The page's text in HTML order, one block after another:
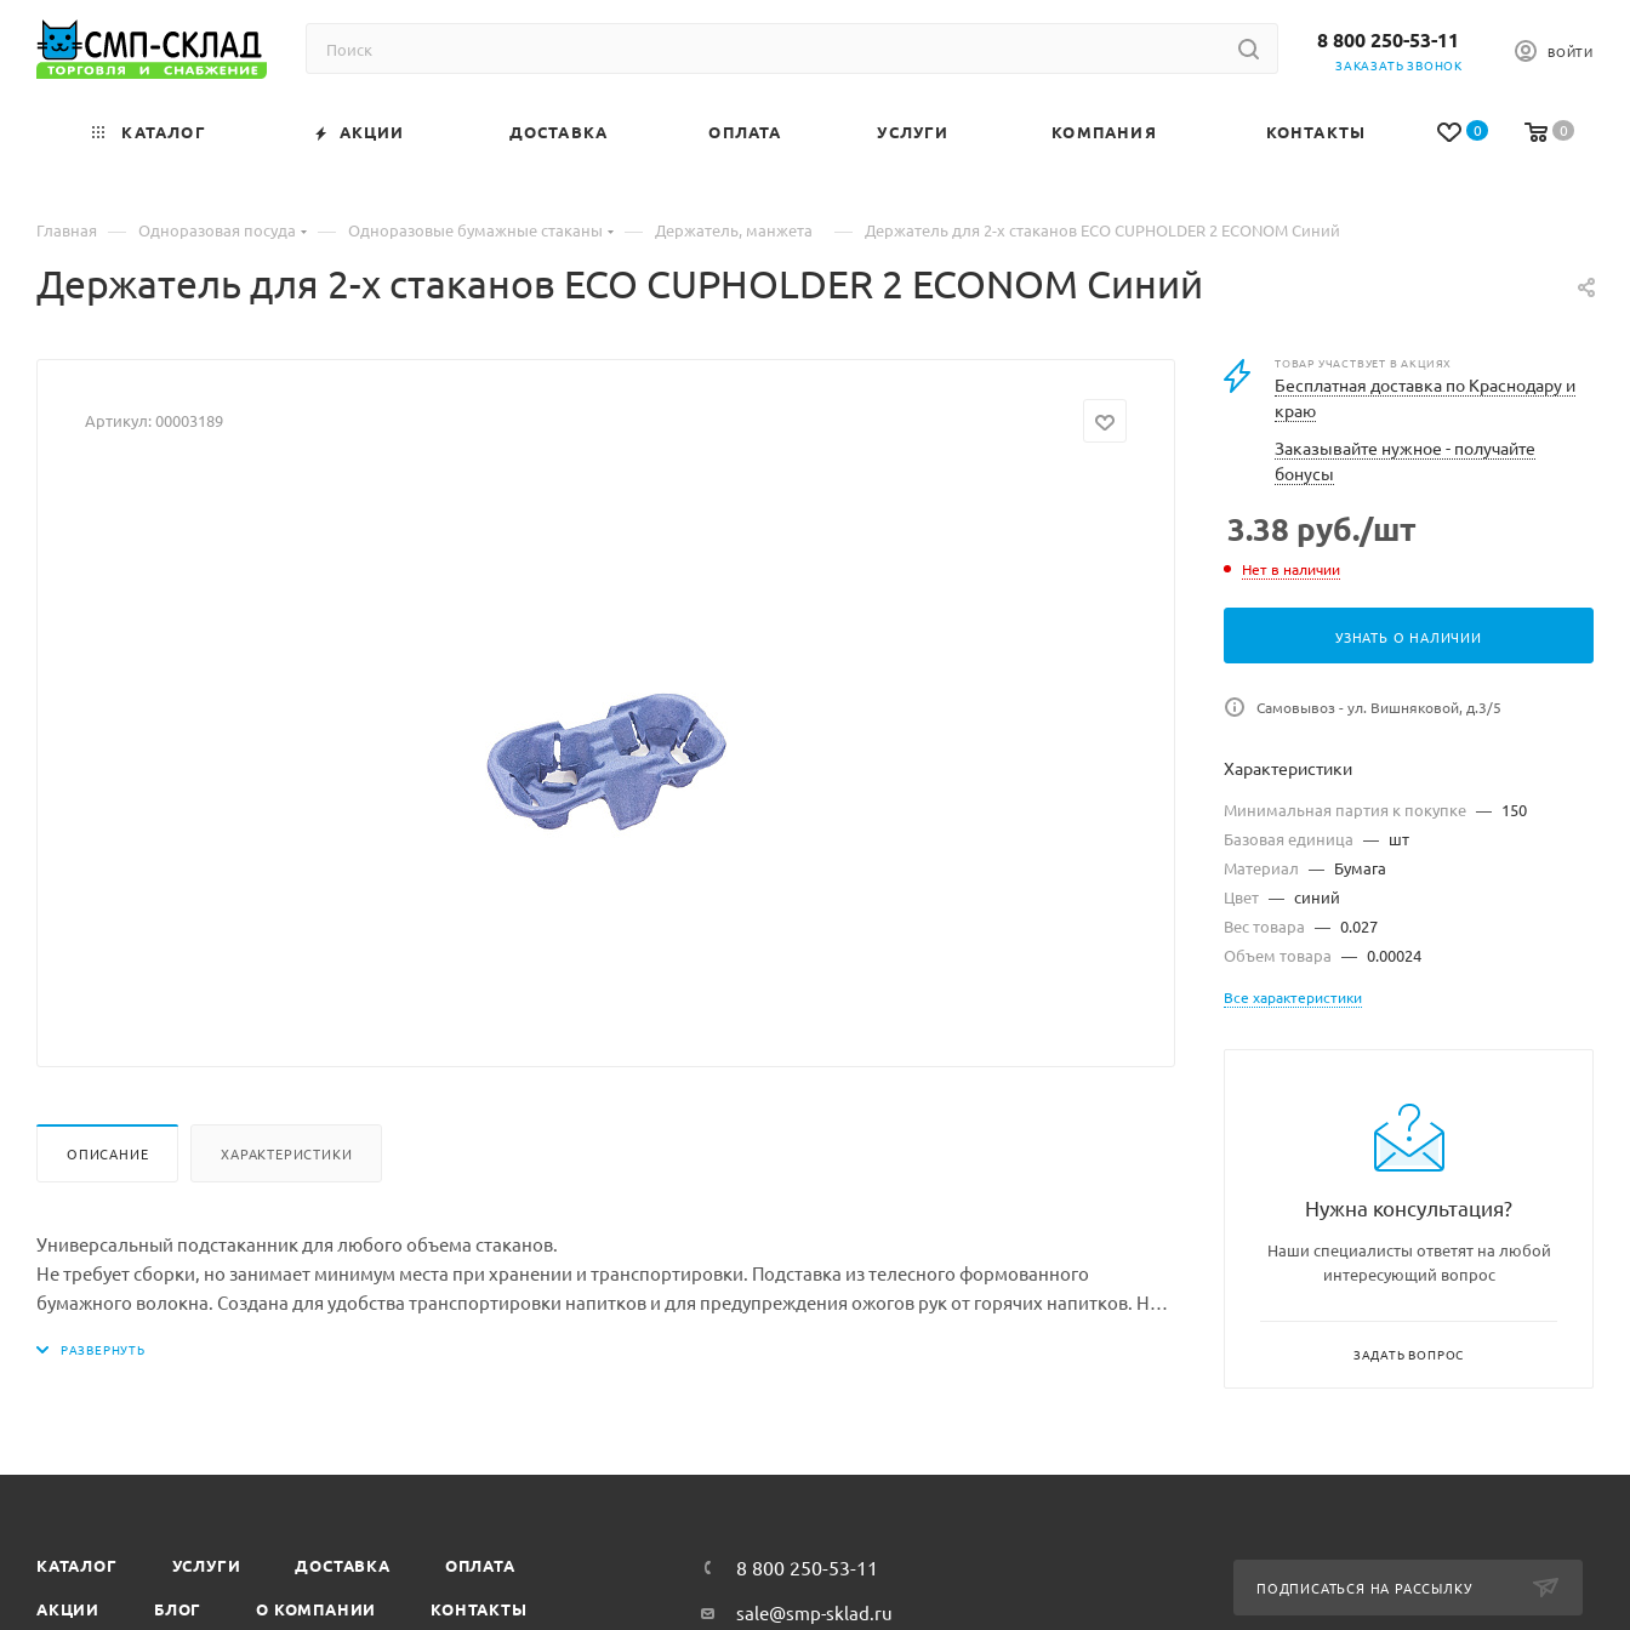
8 800 250-53-11
ЗАКАЗАТЬ ЗВОНОК
ВОЙТИ
0 0
КАТАЛОГ АКЦИИ ДОСТАВКА ОПЛАТА УСЛУГИ КОМПАНИЯ КОНТАКТЫ
Главная — Одноразовая посуда — Одноразовые бумажные стаканы — Держатель, манжета — Держатель для 2-х стаканов ECO CUPHOLDER 2 ECONOM Синий
Держатель для 2-х стаканов ECO CUPHOLDER 2 ECONOM Синий
Артикул:00003189
ОПИСАНИЕ ХАРАКТЕРИСТИКИ
Универсальный подстаканник для любого объема стаканов.
Не требует сборки, но занимает минимум места при хранении и транспортировки. Подставка из телесного формованного
бумажного волокна. Создана для удобства транспортировки напитков и для предупреждения ожогов рук от горячих напитков. Не
стаканы, не допуская опрокидывание напитков.
Ширина: 110 мм
Количество в коробке: 150 шт.
ТОВАР УЧАСТВУЕТ В АКЦИЯХ
Бесплатная доставка по Краснодару и
краю
Заказывайте нужное - получайте
бонусы
3.38 руб./шт
Нет в наличии
УЗНАТЬ О НАЛИЧИИ
Самовывоз - ул. Вишняковой, д.3/5
Характеристики
Минимальная партия к покупке — 150
Базовая единица — шт
Материал — Бумага
Цвет — синий
Вес товара — 0.027
Объем товара — 0.00024
Все характеристики
Нужна консультация?
Наши специалисты ответят на любой
интересующий вопрос
ЗАДАТЬ ВОПРОС
КАТАЛОГ УСЛУГИ ДОСТАВКА ОПЛАТА
АКЦИИ БЛОГ О КОМПАНИИ КОНТАКТЫ
8 800 250-53-11
sale@smp-sklad.ru
ПОДПИСАТЬСЯ НА РАССЫЛКУ